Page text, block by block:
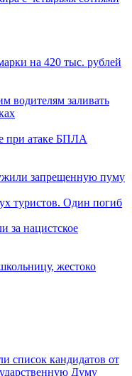
на 420 тыс. рублей
водителям заливать
при атаке БПЛА
запрещенную пуму
туристов. Один погиб
за нацистское
жестоко
список кандидатов от
Думу